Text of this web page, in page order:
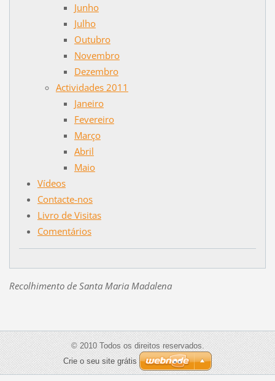
Junho
Julho
Outubro
Novembro
Dezembro
Actividades 2011
Janeiro
Fevereiro
Março
Abril
Maio
Vídeos
Contacte-nos
Livro de Visitas
Comentários
Recolhimento de Santa Maria Madalena
© 2010 Todos os direitos reservados.
Crie o seu site grátis